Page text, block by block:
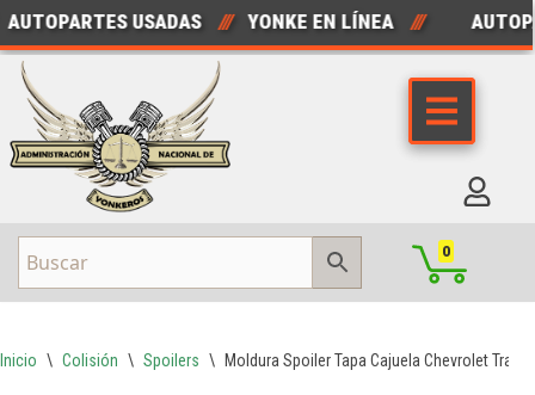
Saltar
al
contenido
USADAS /// YONKE EN LÍNEA ///
0
Inicio \ Colisión \ Spoilers \ Moldura Spoiler Tapa Cajuela Chevrolet Trax